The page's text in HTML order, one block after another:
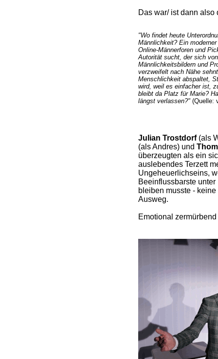
Das war/ ist dann
"Wo findet heute
Männlichkeit? Ein
Online-Männerforen und
Autorität sucht, der sich
Männlichkeitsbildern und
verzweifelt nach Nähe
Menschlichkeit abspaltet,
wird, weil es einfacher ist,
bleibt da Platz für Marie?
längst verlassen?"(Quelle:
Julian Trostdorf(als
(als Andres) und
überzeugten als ein
auslebendes Terzett
Ungeheuerlichseins,
Beeinflussbarste
bleiben musste -
Ausweg.
Emotional